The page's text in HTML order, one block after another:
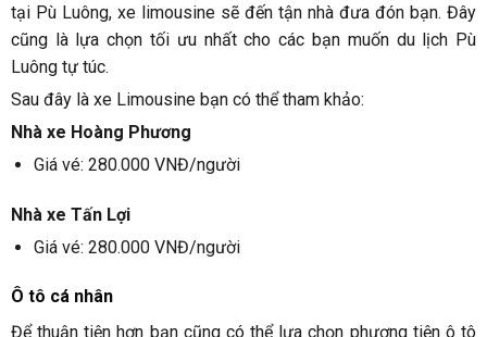
tại Pù Luông, xe limousine sẽ đến tận nhà đưa đón bạn. Đây
cũng là lựa chọn tối ưu nhất cho các bạn muốn du lịch Pù
Luông tự túc.
Sau đây là xe Limousine bạn có thể tham khảo:
Nhà xe Hoàng Phương
Giá vé: 280.000 VNĐ/người
Nhà xe Tấn Lợi
Giá vé: 280.000 VNĐ/người
Ô tô cá nhân
Để thuận tiện hơn bạn cũng có thể lựa chọn phương tiện ô tô